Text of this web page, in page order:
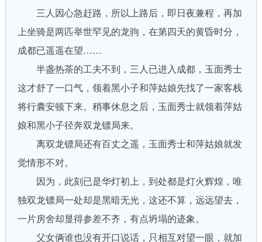
三人因心急赶路，所以上路后，即日夜兼程，再加
上坐骑是两匹举世罕见的龙驹，在第四天的黄昏时分，
成都已遥遥在望……
半盏热茶的工夫不到，三人已进入成都，玉面秀士
这才舒了一口气，领着黑小子和萍姑娘先找了一家客栈
将行囊安顿下来。稍事休息之后，玉面秀士就领着萍姑
娘和黑小子径奔双龙镖局来。
离双龙镖局还有百丈之遥，玉面秀士和萍姑娘就发
觉情形不对。
因为，此刻已是华灯初上，到处都是灯火辉煌，唯
独双龙镖局一处却是黑暗无光，这还不算，远远望去，
一片房舍却显得参差不齐，有点坍塌的迹象。
父女俩谁也没有开口说话，只相互对望一眼，就加